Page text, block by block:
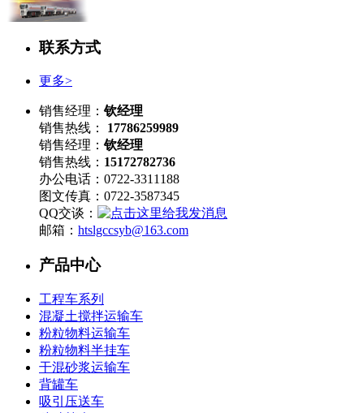
联系方式
更多>
销售经理：钦经理
销售热线：
17786259989
销售经理：钦经理
销售热线： 15172782736
办公电话：0722-3311188
图文传真：0722-3587345
QQ交谈：
邮箱： htslgccsyb@163.com
产品中心
工程车系列
混凝土搅拌运输车
粉粒物料运输车
粉粒物料半挂车
干混砂浆运输车
背罐车
吸引压送车